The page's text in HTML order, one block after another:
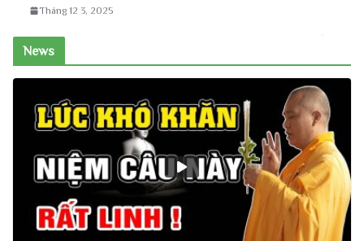
Tháng 12 3, 2025
News